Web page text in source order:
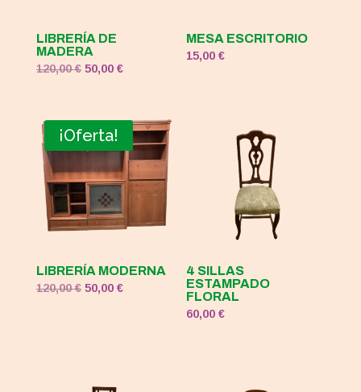
LIBRERÍA DE
MADERA
120,00€ El
era:
120,00 €.
50,00 €El
es:
50,00 €.
MESA ESCRITORIO
15,00€
¡Oferta!
LIBRERÍA MODERNA
120,00€ El
50,00 €El
4 SILLAS
ESTAMPADO
FLORAL
60,00€